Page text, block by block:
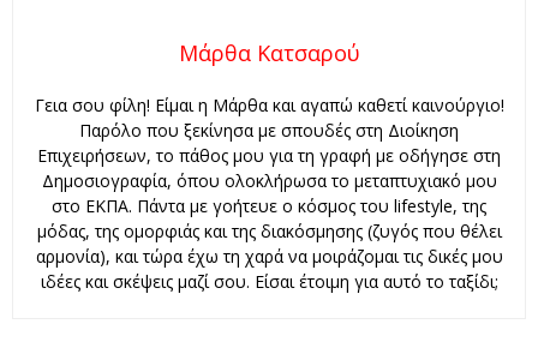
Μάρθα Κατσαρού
Γεια σου φίλη! Είμαι η Μάρθα και αγαπώ καθετί καινούργιο!
Παρόλο που ξεκίνησα με σπουδές στη Διοίκηση
Επιχειρήσεων, το πάθος μου για τη γραφή με οδήγησε στη
Δημοσιογραφία, όπου ολοκλήρωσα το μεταπτυχιακό μου
στο ΕΚΠΑ. Πάντα με γοήτευε ο κόσμος του lifestyle, της
μόδας, της ομορφιάς και της διακόσμησης (ζυγός που θέλει
αρμονία), και τώρα έχω τη χαρά να μοιράζομαι τις δικές μου
ιδέες και σκέψεις μαζί σου. Είσαι έτοιμη για αυτό το ταξίδι;